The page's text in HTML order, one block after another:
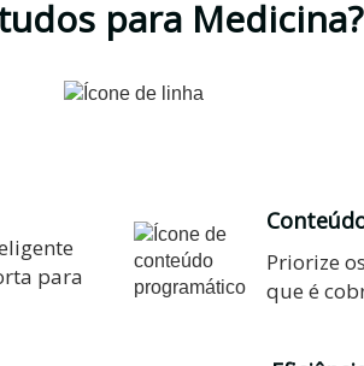
para Medicina?
para
Priorize
que é